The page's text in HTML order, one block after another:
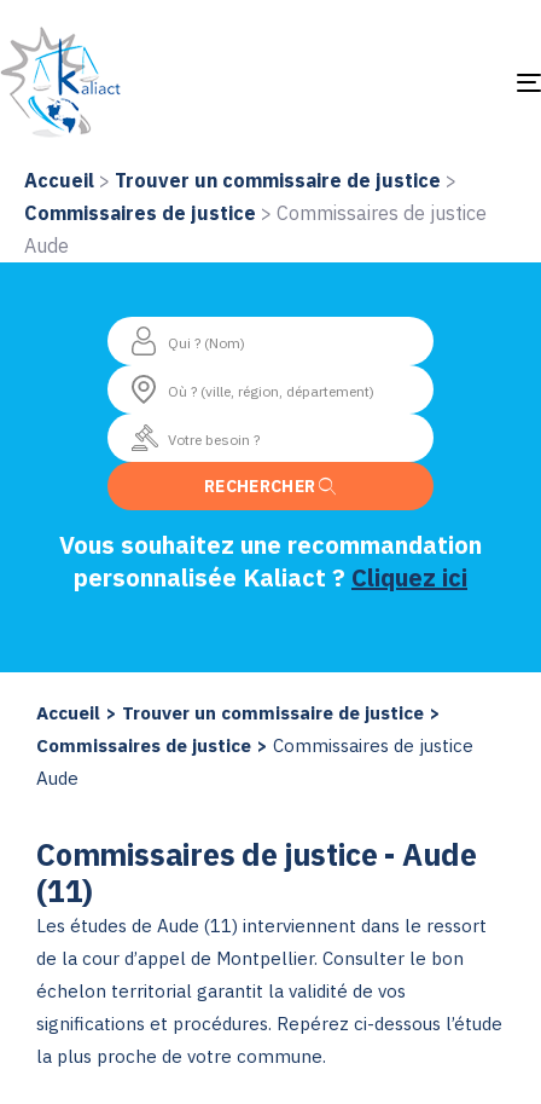
Accueil > Trouver un commissaire de justice >
Commissaires de justice > Commissaires de justice
Aude
RECHERCHER
Vous souhaitez une recommandation
personnalisée Kaliact ? Cliquez ici
Accueil > Trouver un commissaire de justice >
Commissaires de justice > Commissaires de justice
Aude
Commissaires de justice - Aude
(11)
Les études de Aude (11) interviennent dans le ressort
de la cour d’appel de Montpellier. Consulter le bon
échelon territorial garantit la validité de vos
significations et procédures. Repérez ci-dessous l’étude
la plus proche de votre commune.